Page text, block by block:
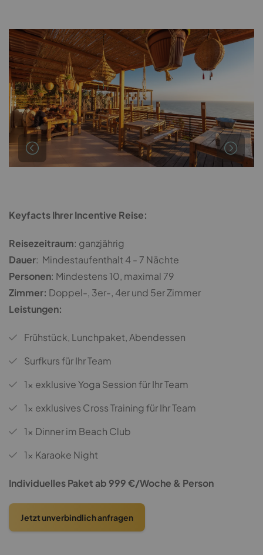
Keyfacts Ihrer Incentive Reise:
Reisezeitraum: ganzjährig
Dauer: Mindestaufenthalt 4 - 7 Nächte
Personen: Mindestens 10, maximal 79
Zimmer: Doppel-, 3er-, 4er und 5er Zimmer
Leistungen:
Frühstück, Lunchpaket, Abendessen
Surfkurs für Ihr Team
1x exklusive Yoga Session für Ihr Team
1x exklusives Cross Training für Ihr Team
1x Dinner im Beach Club
1x Karaoke Night
Individuelles Paket ab 999 €/Woche & Person
Jetzt unverbindlich anfragen